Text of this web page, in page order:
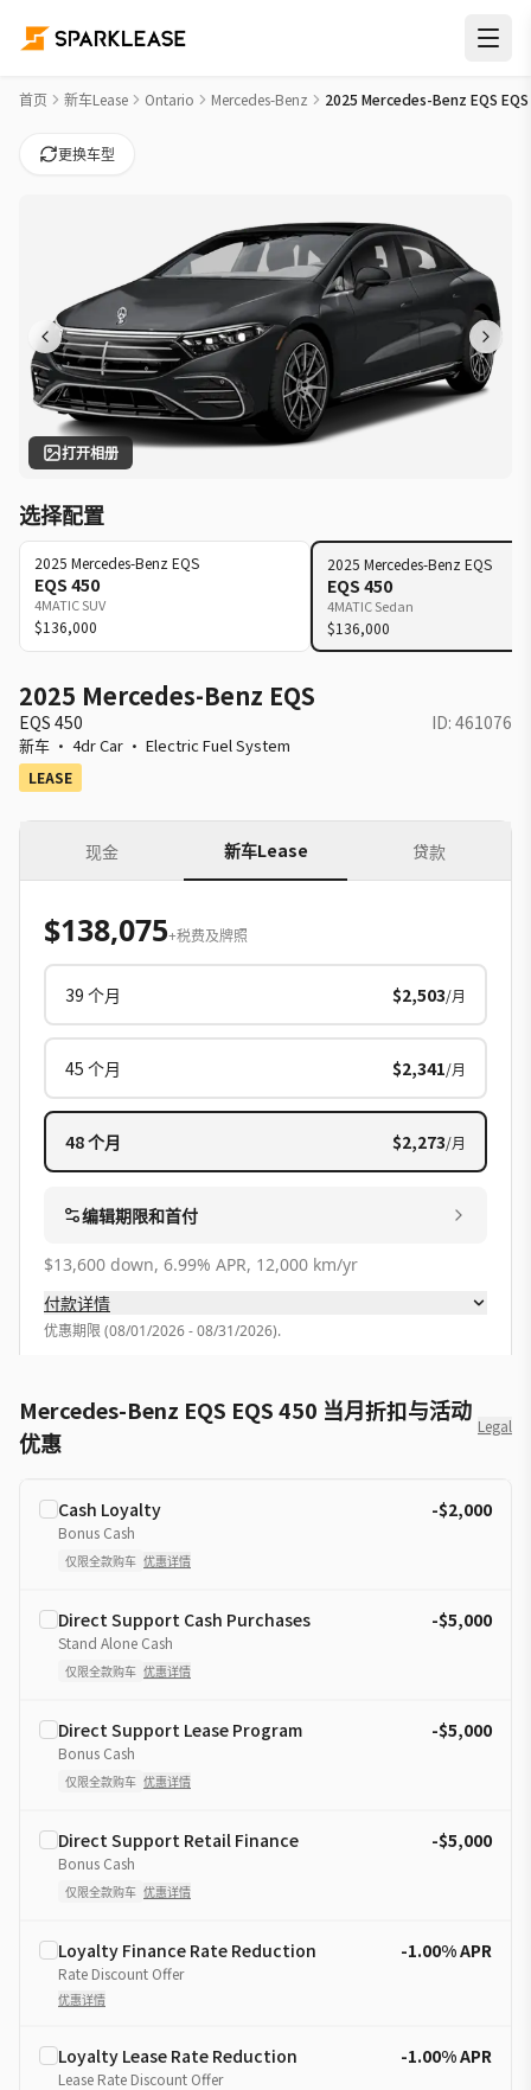
2025 Mercedes-Benz EQS EQS 450 Car Lease Deals in Barrie
首页 新车Lease Ontario Mercedes-Benz 2025 Mercedes-Benz EQS
更换车型
打开相册
选择配置
2025 Mercedes-Benz EQS
EQS 450
4MATIC SUV
$136,000
2025 Mercedes-Benz EQS
EQS 450
4MATIC Sedan
$136,000
2025 Mercedes-Benz EQS
EQS 450 ID: 461076
新车 · 4dr Car · Electric Fuel System
LEASE
现金 新车Lease 贷款
$138,075+税费及牌照
39 个月 $2,503/月
45 个月 $2,341/月
48个月 $2,273/月
编辑期限和首付
$13,600 down, 6.99% APR, 12,000 km/yr
付款详情
优惠期限 (08/01/2026 - 08/31/2026).
Mercedes-Benz EQS EQS 450 当月折扣与活动
优惠
Legal
Cash Loyalty
Bonus Cash
仅限全款购车 优惠详情
-$2,000
Direct Support Cash Purchases
Stand Alone Cash
仅限全款购车 优惠详情
-$5,000
Direct Support Lease Program
Bonus Cash
仅限全款购车 优惠详情
-$5,000
Direct Support Retail Finance
Bonus Cash
仅限全款购车 优惠详情
-$5,000
Loyalty Finance Rate Reduction
Rate Discount Offer
优惠详情
-1.00% APR
Loyalty Lease Rate Reduction
Lease Rate Discount Offer
-1.00% APR